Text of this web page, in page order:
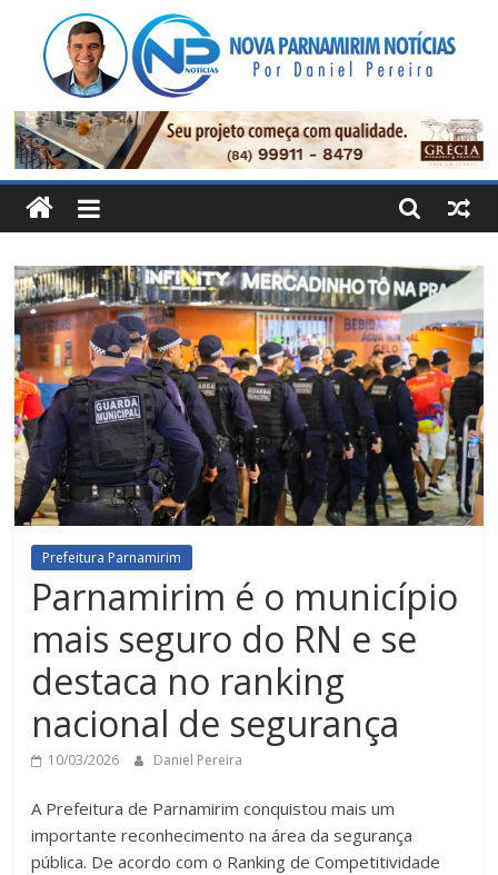
conteúdo
Nova
Parnamirim
Notícias
Por
Daniel
Pereira
Prefeitura Parnamirim
Parnamirim é o município
mais seguro do RN e se
destaca no ranking
nacional de segurança
10/03/2026 Daniel Pereira
A Prefeitura de Parnamirim conquistou mais um
importante reconhecimento na área da segurança
pública. De acordo com o Ranking de Competitividade